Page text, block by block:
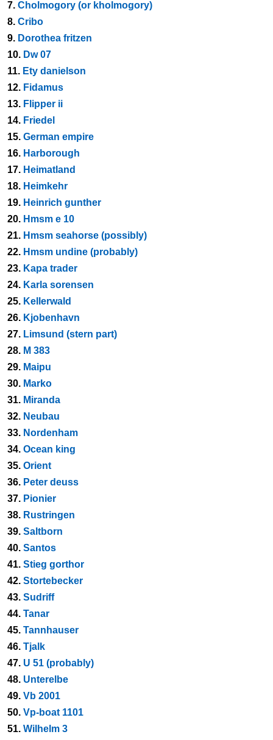
7. Cholmogory (or kholmogory)
8. Cribo
9. Dorothea fritzen
10. Dw 07
11. Ety danielson
12. Fidamus
13. Flipper ii
14. Friedel
15. German empire
16. Harborough
17. Heimatland
18. Heimkehr
19. Heinrich gunther
20. Hmsm e 10
21. Hmsm seahorse (possibly)
22. Hmsm undine (probably)
23. Kapa trader
24. Karla sorensen
25. Kellerwald
26. Kjobenhavn
27. Limsund (stern part)
28. M 383
29. Maipu
30. Marko
31. Miranda
32. Neubau
33. Nordenham
34. Ocean king
35. Orient
36. Peter deuss
37. Pionier
38. Rustringen
39. Saltborn
40. Santos
41. Stieg gorthor
42. Stortebecker
43. Sudriff
44. Tanar
45. Tannhauser
46. Tjalk
47. U 51 (probably)
48. Unterelbe
49. Vb 2001
50. Vp-boat 1101
51. Wilhelm 3